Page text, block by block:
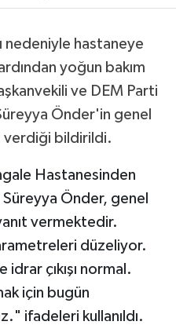
nedeniyle hastaneye
yoğun bakım
ve DEM Parti
Önder'in genel
verdiği bildirildi.
Hastanesinden
Süreyya Önder, genel
vermektedir.
düzeliyor.
çıkışı normal.
için bugün
ifadeleri kullanıldı.